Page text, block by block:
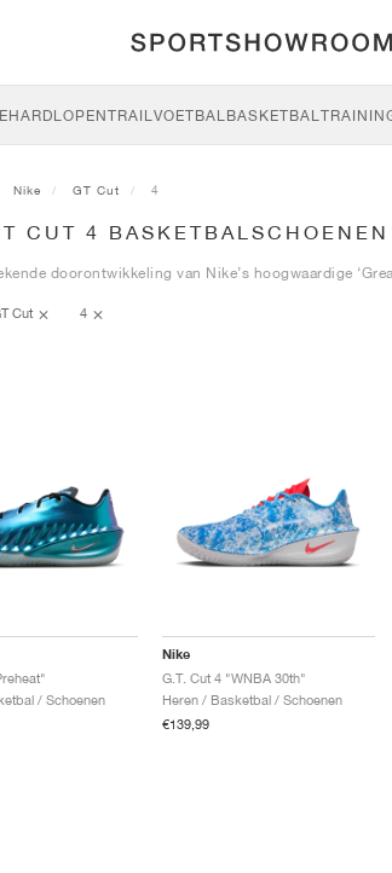
HARDLOPENTRAILVOETBALBASKETBAL
Nike GT Cut 4
CUT 4 BASKETBALSCHOENEN
doorontwikkeling van Nike’s hoogwaardige
Cut 4
/ Schoenen
Nike
G.T. Cut 4 "WNBA 30th"
Heren / Basketbal / Schoenen
€139,99